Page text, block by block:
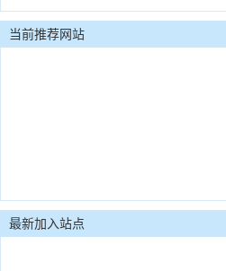
当前推荐网站
最新加入站点